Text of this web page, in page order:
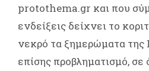
protothema.gr και που
ενδείξεις δείχνει το
νεκρό τα ξημερώματα της
επίσης προβληματισμό, σε